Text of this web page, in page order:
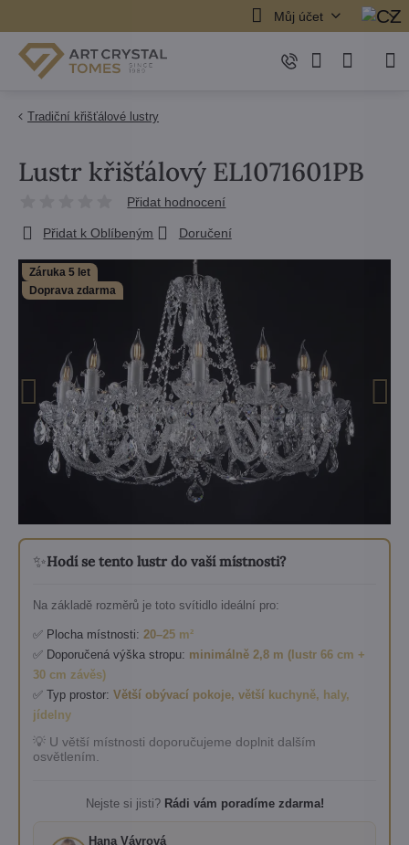
Můj účet
Tradiční křišťálové lustry
Záruka 5 let
Doprava zdarma
✨Hodí se tento lustr do vaší místnosti?
Na základě rozměrů je toto svítidlo ideální pro:
✅ Plocha místnosti: 20–25 m²
✅ Doporučená výška stropu: minimálně 2,8 m (lustr 66 cm +
30 cm závěs)
✅ Typ prostor: Větší obývací pokoje, větší kuchyně, haly,
jídelny
💡 U větší místnosti doporučujeme doplnit dalším
osvětlením.
Nejste si jisti? Rádi vám poradíme zdarma!
Hana Vávrová
Lustr křišťálový EL1071601PB
Přidat hodnocení
Přidat k Oblíbeným Doručení